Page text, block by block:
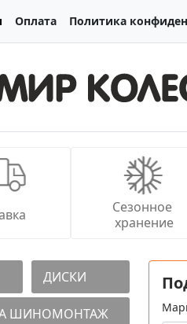
Оплата Политика
Сезонное
хранение
ДИСКИ
ШИНОМОНТАЖ